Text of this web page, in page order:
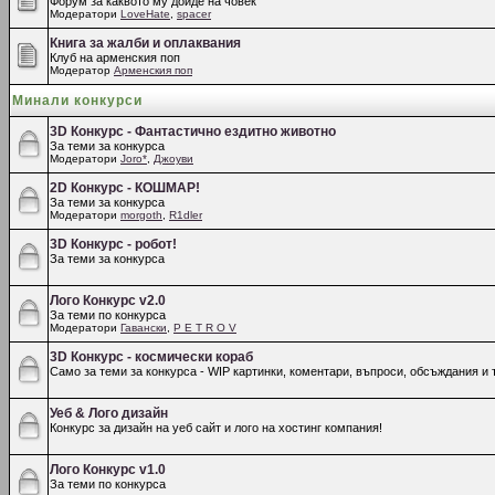
Модератори LoveHate spacer
Книга за жалби и оплаквания
Клуб на арменския поп
Модератор Арменския поп
Минали конкурси
3D Конкурс - Фантастично ездитно животно
За теми за конкурса
Модератори Joro* Джоуви
2D Конкурс - КОШМАР!
За теми за конкурса
Модератори morgoth R1dler
3D Конкурс - робот!
За теми за конкурса
Лого Конкурс v2.0
За теми по конкурса
Модератори Гавански P E T R O V
3D Конкурс - космически кораб
Само за теми за конкурса - WIP картинки, коментари, въпроси, обсъждания и
Уеб & Лого дизайн
Конкурс за дизайн на уеб сайт и лого на хостинг компания!
Лого Конкурс v1.0
За теми по конкурса